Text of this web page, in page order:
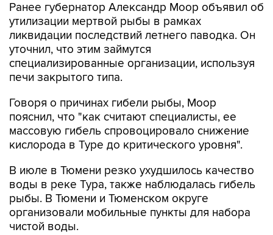
Ранее губернатор Александр Моор объявил об
утилизации мертвой рыбы в рамках
ликвидации последствий летнего паводка. Он
уточнил, что этим займутся
специализированные организации, используя
печи закрытого типа.
Говоря о причинах гибели рыбы, Моор
пояснил, что "как считают специалисты, ее
массовую гибель спровоцировало снижение
кислорода в Туре до критического уровня".
В июле в Тюмени резко ухудшилось качество
воды в реке Тура, также наблюдалась гибель
рыбы. В Тюмени и Тюменском округе
организовали мобильные пункты для набора
чистой воды.